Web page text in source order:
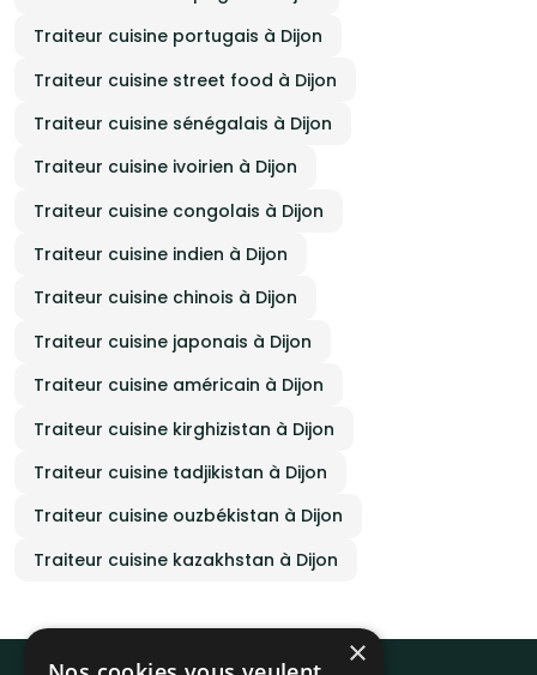
Traiteur cuisine portugais à Dijon
Traiteur cuisine street food à Dijon
Traiteur cuisine sénégalais à Dijon
Traiteur cuisine ivoirien à Dijon
Traiteur cuisine congolais à Dijon
Traiteur cuisine indien à Dijon
Traiteur cuisine chinois à Dijon
Traiteur cuisine japonais à Dijon
Traiteur cuisine américain à Dijon
Traiteur cuisine kirghizistan à Dijon
Traiteur cuisine tadjikistan à Dijon
Traiteur cuisine ouzbékistan à Dijon
Traiteur cuisine kazakhstan à Dijon
×